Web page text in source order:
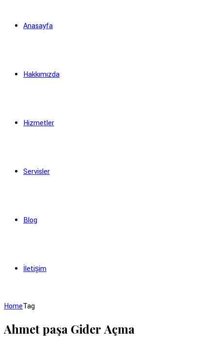
Anasayfa
Hakkımızda
Hizmetler
Servisler
Blog
İletişim
HomeTag
Ahmet paşa Gider Açma